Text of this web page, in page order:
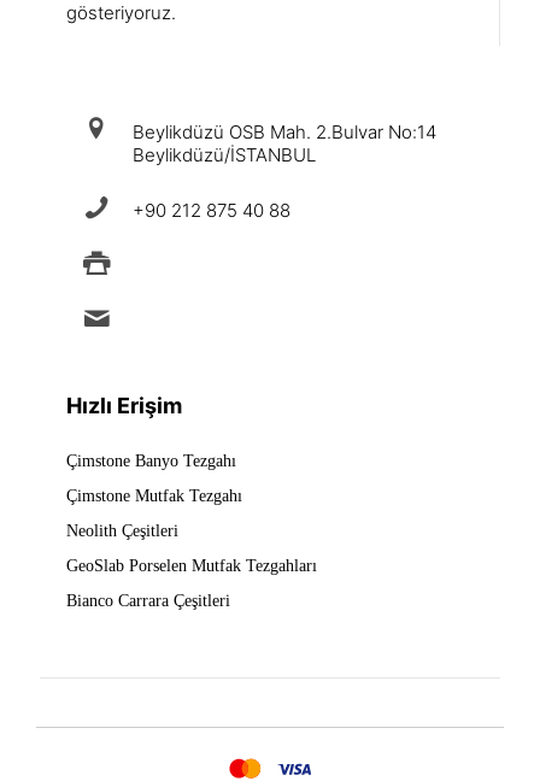
gösteriyoruz.
Beylikdüzü OSB Mah. 2.Bulvar No:14
Beylikdüzü/İSTANBUL
+90 212 875 40 88
Hızlı Erişim
Çimstone Banyo Tezgahı
Çimstone Mutfak Tezgahı
Neolith Çeşitleri
GeoSlab Porselen Mutfak Tezgahları
Bianco Carrara Çeşitleri